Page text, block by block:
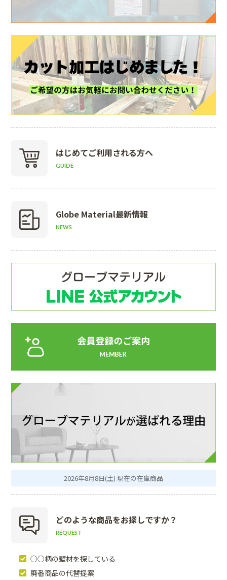
はじめてご利用される方へ
GUIDE
Globe Material最新情報
NEWS
2026年8月8日(土) 現在の在庫商品
どのような商品をお探しですか？
REQUEST
○○柄の壁材を探している
廃番商品の代替提案